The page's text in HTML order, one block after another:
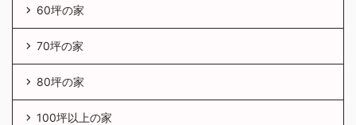
60坪の家
70坪の家
80坪の家
100坪以上の家